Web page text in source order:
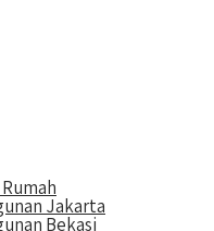
Jakarta
Bekasi